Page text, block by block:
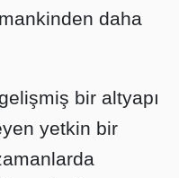
daha
bir altyapı
yetkin bir